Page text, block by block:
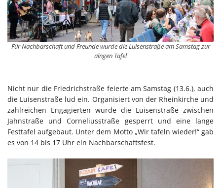
Für Nachbarschaft und Freunde wurde die Luisenstraße am Samstag zur
alngen Tafel
Nicht nur die Friedrichstraße feierte am Samstag (13.6.), auch
die Luisenstraße lud ein. Organisiert von der Rheinkirche und
zahlreichen Engagierten wurde die Luisenstraße zwischen
Jahnstraße und Corneliusstraße gesperrt und eine lange
Festtafel aufgebaut. Unter dem Motto „Wir tafeln wieder!“ gab
es von 14 bis 17 Uhr ein Nachbarschaftsfest.